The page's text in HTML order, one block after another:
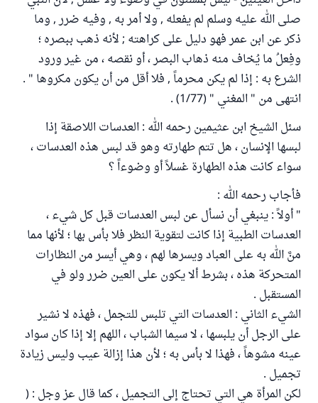
صلى الله عليه وسلم لم يفعله , ولا أمر به , وفيه ضرر , وما
ذكر عن ابن عمر فهو دليل على كراهته ; لأنه ذهب ببصره ؛
وفِعلُ ما يُخاف منه ذهاب البصر ، أو نقصه ، من غير ورود
الشرع به : إذا لم يكن محرماً , فلا أقل من أن يكون مكروها " .
انتهى من " المغني " (1/77) .
سئل الشيخ ابن عثيمين رحمه الله : العدسات اللاصقة إذا
لبسها الإنسان ، هل تتم طهارته وهو قد لبس هذه العدسات ،
سواء كانت هذه الطهارة غسلاً أو وضوءاً ؟
فأجاب رحمه الله :
" أولاً : ينبغي أن نسأل عن لبس العدسات قبل كل شيء ،
العدسات الطبية إذا كانت لتقوية النظر فلا بأس بها ؛ لأنها مما
منَّ الله به على العباد ويسرها لهم ، وهي أيسر من النظارات
المتحركة هذه ، بشرط ألا يكون على العين ضرر ولو في
المستقبل .
الشيء الثاني : العدسات التي تلبس للتجمل ، فهذه لا نشير
على الرجل أن يلبسها ، لا سيما الشباب ، اللهم إلا إذا كان سواد
عينه مشوهاً ، فهذا لا بأس به ؛ لأن هذا إزالة عيب وليس زيادة
تجميل .
لكن المرأة هي التي تحتاج إلى التجميل ، كما قال عز وجل : (